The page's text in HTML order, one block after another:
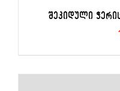
ᲨᲔᲙᲘᲓᲣᲚᲘ